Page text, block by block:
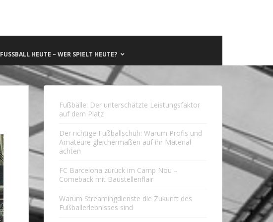
FUSSBALL HEUTE – WER SPIELT HEUTE?
Fußbälle: Der unterschätzte Leistungsfaktor
auf dem Platz
Der richtige Fußballschuh: Warum Profis und
Amateure gleichermaßen auf ihr Material
achten
FC Barcelona zurück im Camp Nou –
Comeback mit Baustellenflair
Warum Streamingdienste die Zukunft des
Fußballerlebnisses sind